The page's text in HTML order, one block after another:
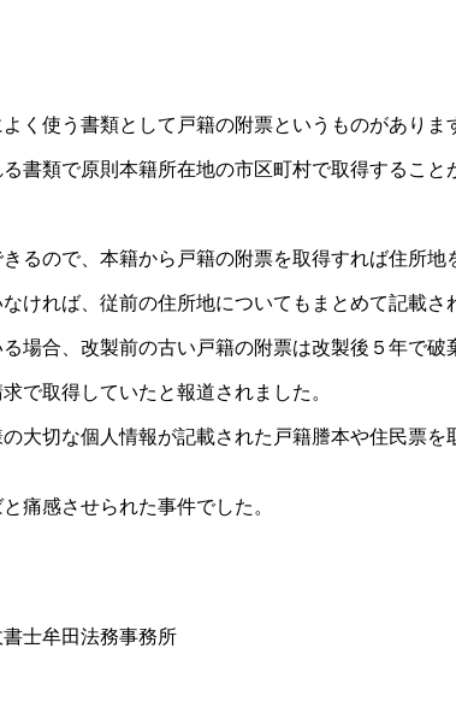
く使う書類として戸籍の附票というものがありま
書類で原則本籍所在地の市区町村で取得すること
ので、本籍から戸籍の附票を取得すれば住所地
ければ、従前の住所地についてもまとめて記載さ
合、改製前の古い戸籍の附票は改製後５年で破
で取得していたと報道されました。
大切な個人情報が記載された戸籍謄本や住民票
痛感させられた事件でした。
士牟田法務事務所